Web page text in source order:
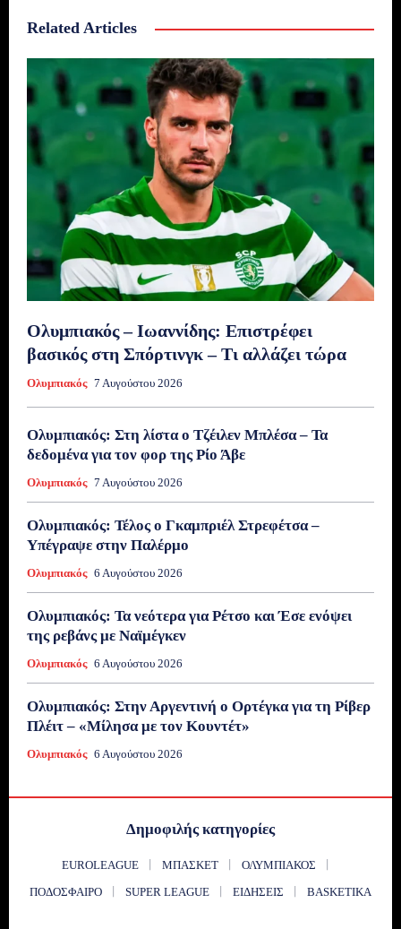
Related Articles
Ολυμπιακός – Ιωαννίδης: Επιστρέφει
βασικός στη Σπόρτινγκ – Τι αλλάζει τώρα
Ολυμπιακός 7 Αυγούστου 2026
Ολυμπιακός: Στη λίστα ο Τζέιλεν Μπλέσα – Τα
δεδομένα για τον φορ της Ρίο Άβε
Ολυμπιακός 7 Αυγούστου 2026
Ολυμπιακός: Τέλος ο Γκαμπριέλ Στρεφέτσα –
Υπέγραψε στην Παλέρμο
Ολυμπιακός 6 Αυγούστου 2026
Ολυμπιακός: Τα νεότερα για Ρέτσο και Έσε ενόψει
της ρεβάνς με Ναϊμέγκεν
Ολυμπιακός 6 Αυγούστου 2026
Ολυμπιακός: Στην Αργεντινή ο Ορτέγκα για τη Ρίβερ
Πλέιτ – «Μίλησα με τον Κουντέτ»
Ολυμπιακός 6 Αυγούστου 2026
Δημοφιλής κατηγορίες
EUROLEAGUE ΜΠΆΣΚΕΤ
ΟΛΥΜΠΙΑΚΌΣ
ΠΟΔΌΣΦΑΙΡΟ
SUPER LEAGUE ΕΙΔΉΣΕΙΣ BASKETIKA